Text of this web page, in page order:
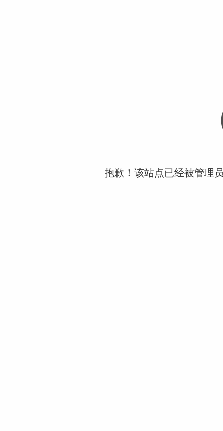
抱歉！该站点已经被管理